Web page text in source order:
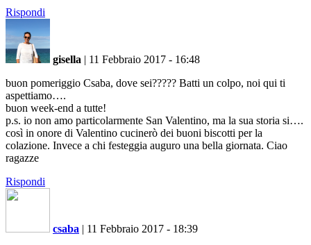
Rispondi
gisella | 11 Febbraio 2017 - 16:48
buon pomeriggio Csaba, dove sei????? Batti un colpo, noi qui ti
aspettiamo….
buon week-end a tutte!
p.s. io non amo particolarmente San Valentino, ma la sua storia si….
così in onore di Valentino cucinerò dei buoni biscotti per la
colazione. Invece a chi festeggia auguro una bella giornata. Ciao
ragazze
Rispondi
csaba | 11 Febbraio 2017 - 18:39